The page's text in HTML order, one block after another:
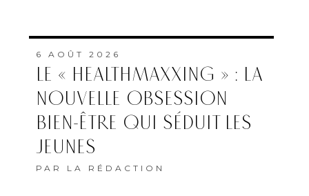
6 AOÛT 2026
LE « HEALTHMAXXING » : LA
NOUVELLE OBSESSION
BIEN-ÊTRE QUI SÉDUIT LES
JEUNES
PAR LA RÉDACTION